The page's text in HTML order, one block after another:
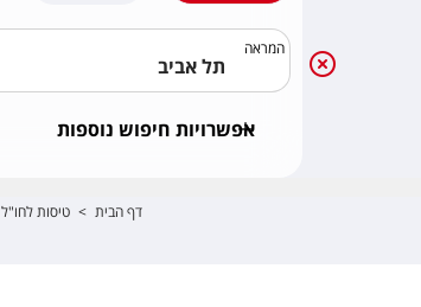
המראה
אפשרויות חיפוש נוספות
דף הבית > טיסות לחו"ל